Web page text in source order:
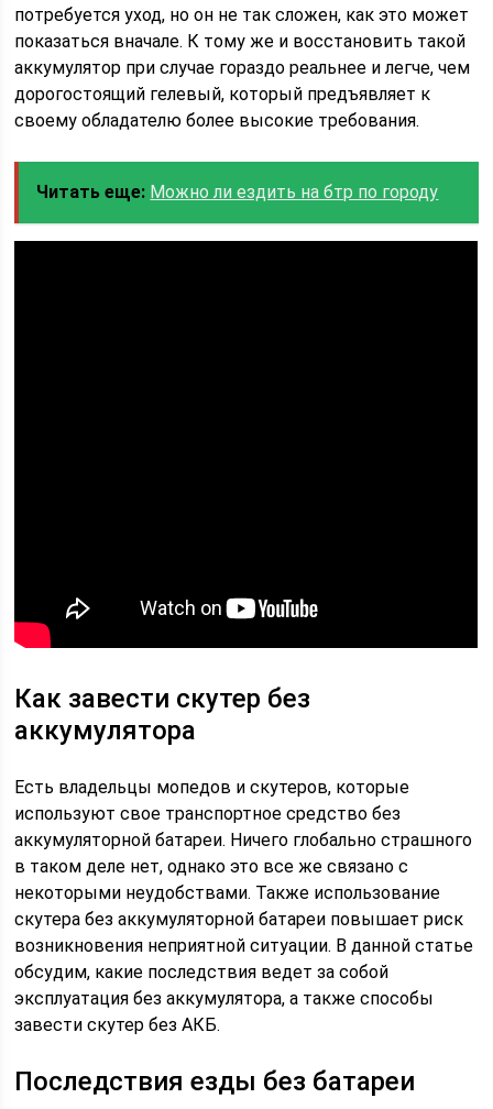
потребуется уход, но он не так сложен, как это может
показаться вначале. К тому же и восстановить такой
аккумулятор при случае гораздо реальнее и легче, чем
дорогостоящий гелевый, который предъявляет к
своему обладателю более высокие требования.
Читать еще: Можно ли ездить на бтр по городу
Как завести скутер без
аккумулятора
Есть владельцы мопедов и скутеров, которые
используют свое транспортное средство без
аккумуляторной батареи. Ничего глобально страшного
в таком деле нет, однако это все же связано с
некоторыми неудобствами. Также использование
скутера без аккумуляторной батареи повышает риск
возникновения неприятной ситуации. В данной статье
обсудим, какие последствия ведет за собой
эксплуатация без аккумулятора, а также способы
завести скутер без АКБ.
Последствия езды без батареи